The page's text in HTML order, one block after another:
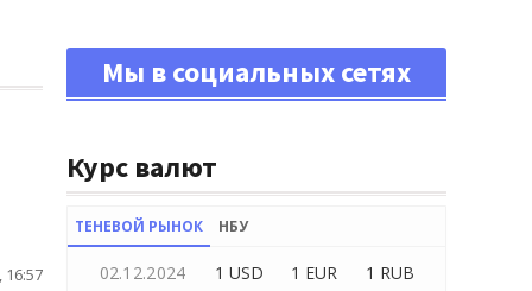
16:57
Мы в социальных сетях
Курс валют
ТЕНЕВОЙ РЫНОК НБУ
02.12.2024 1 USD 1 EUR 1 RUB